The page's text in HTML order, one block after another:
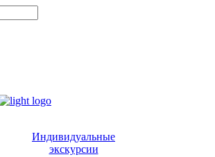
Индивидуальные
экскурсии